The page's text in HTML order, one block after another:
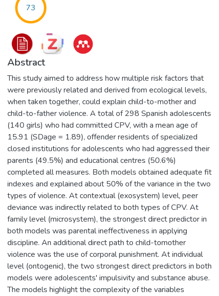
73
Abstract
This study aimed to address how multiple risk factors that
were previously related and derived from ecological levels,
when taken together, could explain child-to-mother and
child-to-father violence. A total of 298 Spanish adolescents
(140 girls) who had committed CPV, with a mean age of
15.91 (SDage = 1.89), offender residents of specialized
closed institutions for adolescents who had aggressed their
parents (49.5%) and educational centres (50.6%)
completed all measures. Both models obtained adequate fit
indexes and explained about 50% of the variance in the two
types of violence. At contextual (exosystem) level, peer
deviance was indirectly related to both types of CPV. At
family level (microsystem), the strongest direct predictor in
both models was parental ineffectiveness in applying
discipline. An additional direct path to child-tomother
violence was the use of corporal punishment. At individual
level (ontogenic), the two strongest direct predictors in both
models were adolescents' impulsivity and substance abuse.
The models highlight the complexity of the variables